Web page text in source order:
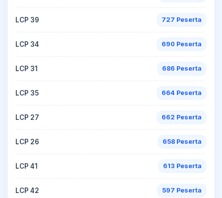
LCP 39 727 Peserta
LCP 34 690 Peserta
LCP 31 686 Peserta
LCP 35 664 Peserta
LCP 27 662 Peserta
LCP 26 658 Peserta
LCP 41 613 Peserta
LCP 42 597 Peserta